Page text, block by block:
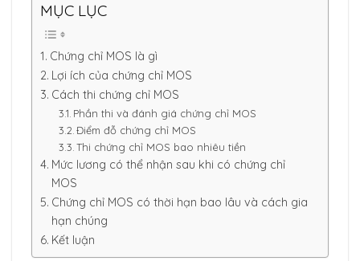
MỤC LỤC
Chứng chỉ MOS là gì
Lợi ích của chứng chỉ MOS
Cách thi chứng chỉ MOS
Phần thi và đánh giá chứng chỉ MOS
Điểm đỗ chứng chỉ MOS
Thi chứng chỉ MOS bao nhiêu tiền
Mức lương có thể nhận sau khi có chứng chỉ
MOS
Chứng chỉ MOS có thời hạn bao lâu và cách gia
hạn chúng
Kết luận